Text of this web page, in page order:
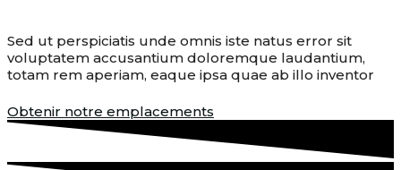
Sed ut perspiciatis unde omnis iste natus error sit
voluptatem accusantium doloremque laudantium,
totam rem aperiam, eaque ipsa quae ab illo inventor
Obtenir notre emplacements